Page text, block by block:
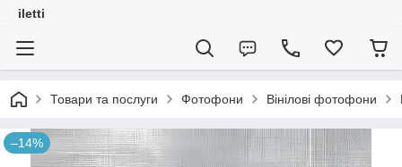
iletti
Товари та послуги Фотофони Вінілові фотофони
–14%